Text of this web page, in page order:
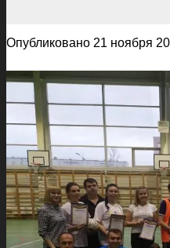
Опубликовано 21 ноября